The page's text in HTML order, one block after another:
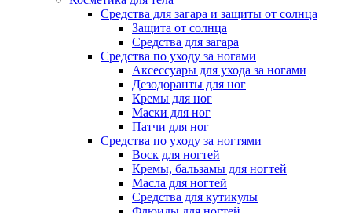
Средства для загара и защиты от солнца
Защита от солнца
Средства для загара
Средства по уходу за ногами
Аксессуары для ухода за ногами
Дезодоранты для ног
Кремы для ног
Маски для ног
Патчи для ног
Средства по уходу за ногтями
Воск для ногтей
Кремы, бальзамы для ногтей
Масла для ногтей
Средства для кутикулы